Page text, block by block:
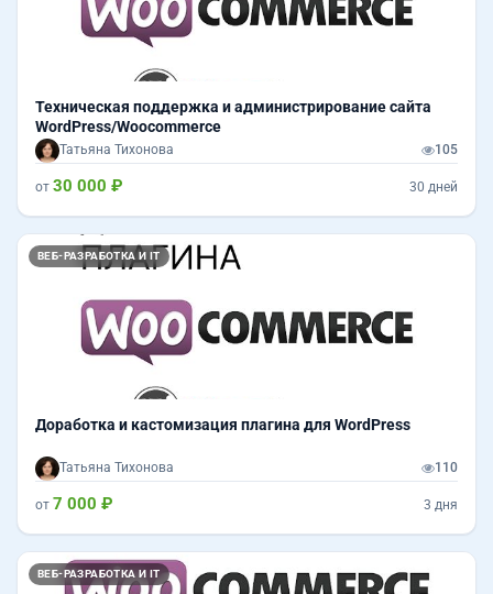
Техническая поддержка и администрирование сайта
WordPress/Woocommerce
Татьяна Тихонова 105
от 30 000 ₽ 30 дней
ВЕБ-РАЗРАБОТКА И IT
Доработка и кастомизация плагина для WordPress
Татьяна Тихонова 110
от 7 000 ₽ 3 дня
ВЕБ-РАЗРАБОТКА И IT